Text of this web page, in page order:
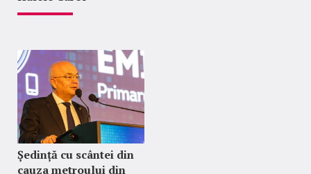
Ședință cu scântei din
cauza metroului din